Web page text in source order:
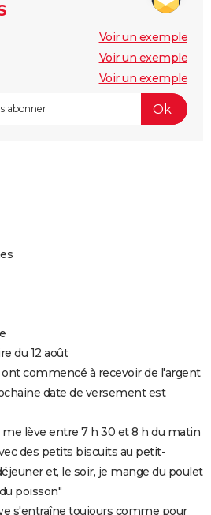
Voir un exemple
Voir un exemple
Voir un exemple
du 12 août
commencé à recevoir de l'argent
date de versement est
me lève entre 7 h 30 et 8 h du matin
des petits biscuits au petit-
et, le soir, je mange du poulet
poisson"
s'entraîne toujours comme pour